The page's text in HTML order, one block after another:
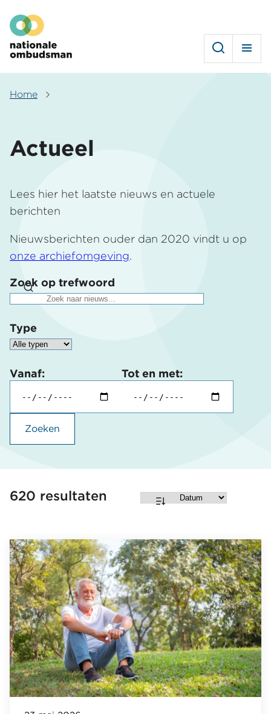
en
naar
de
inhoud
gaan
Hoofdmenu
Home
Actueel
Lees hier het laatste nieuws en actuele
berichten
Nieuwsberichten ouder dan 2020 vindt u op
onze archiefomgeving.
Zoek op trefwoord
Type
Vanaf: Tot en met:
Zoeken
620 resultaten
Sorteren